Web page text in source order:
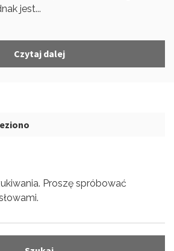
jest...
Czytaj dalej
Proszę spróbować